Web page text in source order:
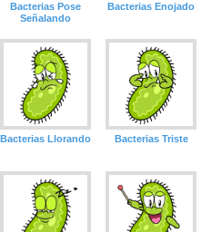
Bacterias Pose
Señalando
Bacterias Enojado
Bacterias Llorando Bacterias Triste